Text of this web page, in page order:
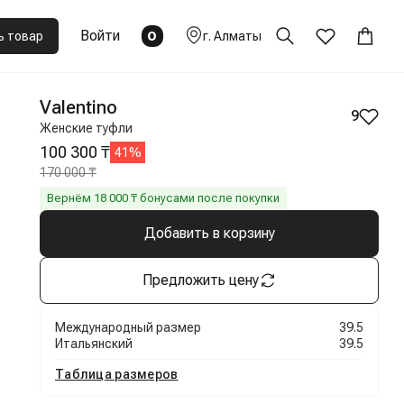
товар Войти 0 г. Алматы
Valentino
Женские туфли
9
100 300 ₸ 41%
170 000 ₸
Вернём 18 000 ₸ бонусами после покупки
Добавить в корзину
Предложить цену
Международный размер
39.5
Итальянский
39.5
Таблица размеров